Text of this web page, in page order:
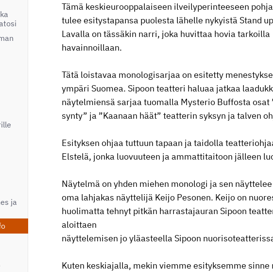
ja
Tämä keskieurooppalaiseen ilveilyperinteeseen
tulee esitystapansa puolesta lähelle nykyistä Stand
Lavalla on tässäkin narri, joka huvittaa hovia tarkoilla
havainnoillaan.
Tätä loistavaa monologisarjaa on esitetty
ympäri Suomea. Sipoon teatteri haluaa jatkaa
näytelmiensä sarjaa tuomalla Mysterio Buffosta
synty” ja ”Kaanaan häät” teatterin syksyn ja talven
Esityksen ohjaa tuttuun tapaan ja taidolla
Elstelä, jonka luovuuteen ja ammattitaitoon jälleen
Näytelmä on yhden miehen monologi ja sen
oma lahjakas näyttelijä Keijo Pesonen. Keijo on
huolimatta tehnyt pitkän harrastajauran Sipoon
aloittaen
näyttelemisen jo yläasteella Sipoon
Kuten keskiajalla, mekin viemme esityksemme sinne